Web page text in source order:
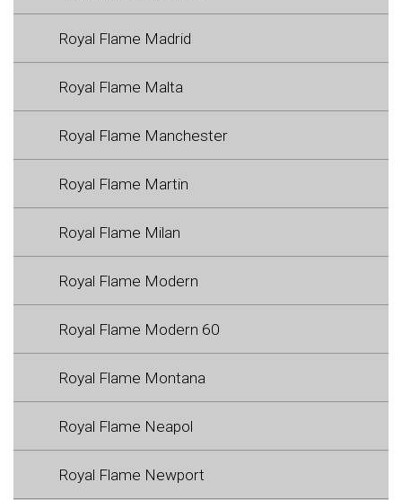
Royal Flame Madrid
Royal Flame Malta
Royal Flame Manchester
Royal Flame Martin
Royal Flame Milan
Royal Flame Modern
Royal Flame Modern 60
Royal Flame Montana
Royal Flame Neapol
Royal Flame Newport